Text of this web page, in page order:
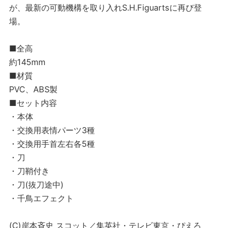
が、最新の可動機構を取り入れS.H.Figuartsに再び登
場。
■全高
約145mm
■材質
PVC、ABS製
■セット内容
・本体
・交換用表情パーツ3種
・交換用手首左右各5種
・刀
・刀鞘付き
・刀(抜刀途中)
・千鳥エフェクト
(C)岸本斉史 スコット／集英社・テレビ東京・ぴえろ